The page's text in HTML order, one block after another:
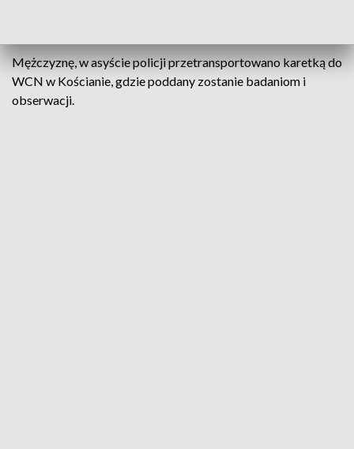
Mężczyznę, w asyście policji przetransportowano karetką do
WCN w Kościanie, gdzie poddany zostanie badaniom i
obserwacji.